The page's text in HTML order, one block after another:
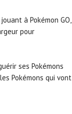
à Pokémon GO,
pour
ses Pokémons
Pokémons qui vont